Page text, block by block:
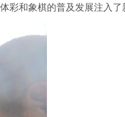
彩和象棋的普及发展注入了